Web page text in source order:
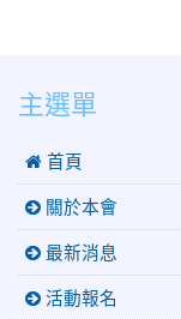
主選單
 首頁
關於本會
最新消息
活動報名